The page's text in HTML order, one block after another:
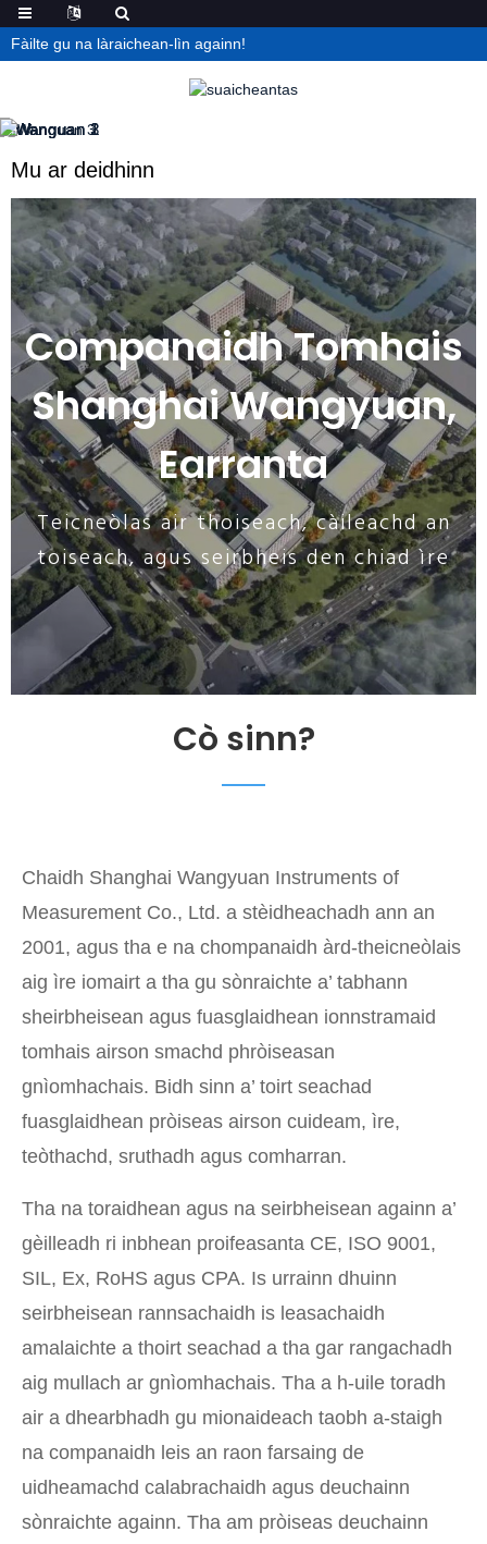
Fàilte gu na làraichean-lìn againn!
Mu ar deidhinn
Companaidh Tomhais
Shanghai Wangyuan,
Earranta
Teicneòlas air thoiseach, càileachd an
toiseach, agus seirbheis den chiad ìre
Cò sinn?
Chaidh Shanghai Wangyuan Instruments of
Measurement Co., Ltd. a stèidheachadh ann an
2001, agus tha e na chompanaidh àrd-theicneòlais
aig ìre iomairt a tha gu sònraichte a’ tabhann
sheirbheisean agus fuasglaidhean ionnstramaid
tomhais airson smachd phròiseasan
gnìomhachais. Bidh sinn a’ toirt seachad
fuasglaidhean pròiseas airson cuideam, ìre,
teòthachd, sruthadh agus comharran.
Tha na toraidhean agus na seirbheisean againn a’
gèilleadh ri inbhean proifeasanta CE, ISO 9001,
SIL, Ex, RoHS agus CPA. Is urrainn dhuinn
seirbheisean rannsachaidh is leasachaidh
amalaichte a thoirt seachad a tha gar rangachadh
aig mullach ar gnìomhachais. Tha a h-uile toradh
air a dhearbhadh gu mionaideach taobh a-staigh
na companaidh leis an raon farsaing de
uidheamachd calabrachaidh agus deuchainn
sònraichte againn. Tha am pròiseas deuchainn